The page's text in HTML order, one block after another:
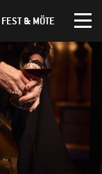
FEST & MÖTE